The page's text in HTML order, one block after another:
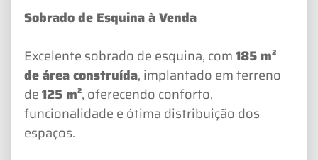
Sobrado de Esquina à Venda
Excelente sobrado de esquina, com185 m²
de área construída, implantado em terreno
de125 m², oferecendo conforto,
funcionalidade e ótima distribuição dos
espaços.